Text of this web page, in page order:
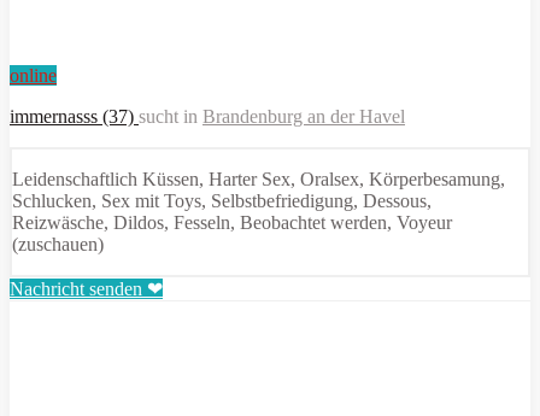
online
immernasss (37) sucht in Brandenburg an der Havel
Leidenschaftlich Küssen, Harter Sex, Oralsex, Körperbesamung,
Schlucken, Sex mit Toys, Selbstbefriedigung, Dessous,
Reizwäsche, Dildos, Fesseln, Beobachtet werden, Voyeur
(zuschauen)
Nachricht senden ❤